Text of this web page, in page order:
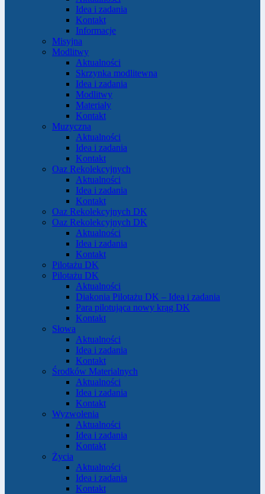
Idea i zadania
Kontakt
Informacje
Misyjna
Modlitwy
Aktualności
Skrzynka modlitewna
Idea i zadania
Modlitwy
Materiały
Kontakt
Muzyczna
Aktualności
Idea i zadania
Kontakt
Oaz Rekolekcyjnych
Aktualności
Idea i zadania
Kontakt
Oaz Rekolekcyjnych DK
Oaz Rekolekcyjnych DK
Aktualności
Idea i zadania
Kontakt
Pilotażu DK
Pilotażu DK
Aktualności
Diakonia Pilotażu DK – Idea i zadania
Para pilotująca nowy krąg DK
Kontakt
Słowa
Aktualności
Idea i zadania
Kontakt
Środków Materialnych
Aktualności
Idea i zadania
Kontakt
Wyzwolenia
Aktualności
Idea i zadania
Kontakt
Życia
Aktualności
Idea i zadania
Kontakt